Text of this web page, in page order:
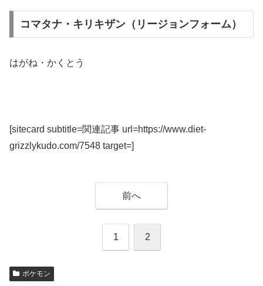
コマタナ・キリキザン（リージョンフォーム）
はがね・かくとう
[sitecard subtitle=関連記事 url=https://www.diet-
grizzlykudo.com/7548 target=]
前へ
1 2
ポケモン